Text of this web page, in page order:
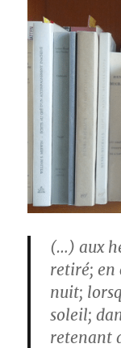
(…) aux
retiré; en
nuit;
soleil;
retenant